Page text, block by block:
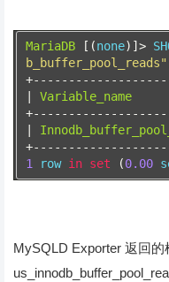
MariaDB [(none)]>
b_buffer_pool_reads"
Variable_name
1 row in set (0.00
MySQLD Exporter 返回